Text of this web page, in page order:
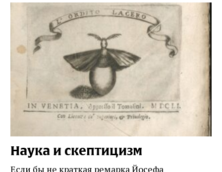
Наука и скептицизм
Если бы не краткая ремарка Йосефа